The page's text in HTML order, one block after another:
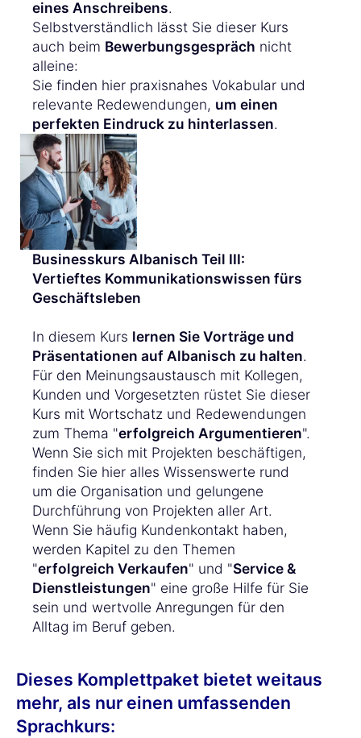
eines Anschreibens.
Selbstverständlich lässt Sie dieser Kurs
auch beim Bewerbungsgespräch nicht
alleine:
Sie finden hier praxisnahes Vokabular und
relevante Redewendungen, um einen
perfekten Eindruck zu hinterlassen.
Businesskurs Albanisch Teil III:
Vertieftes Kommunikationswissen fürs
Geschäftsleben
In diesem Kurs lernen Sie Vorträge und
Präsentationen auf Albanisch zu halten.
Für den Meinungsaustausch mit Kollegen,
Kunden und Vorgesetzten rüstet Sie dieser
Kurs mit Wortschatz und Redewendungen
zum Thema "erfolgreich Argumentieren".
Wenn Sie sich mit Projekten beschäftigen,
finden Sie hier alles Wissenswerte rund
um die Organisation und gelungene
Durchführung von Projekten aller Art.
Wenn Sie häufig Kundenkontakt haben,
werden Kapitel zu den Themen
"erfolgreich Verkaufen" und "Service &
Dienstleistungen" eine große Hilfe für Sie
sein und wertvolle Anregungen für den
Alltag im Beruf geben.
Dieses Komplettpaket bietet weitaus
mehr, als nur einen umfassenden
Sprachkurs: